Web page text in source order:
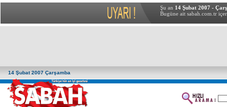
Şu an 14 Şubat 2007 -
Bugüne ait sabah.com.tr
14 Şubat 2007 Çarşamba